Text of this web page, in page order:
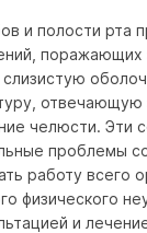
и полости рта
поражающих
отвечающую
челюсти. Эти
проблемы
работу всего
физического
и